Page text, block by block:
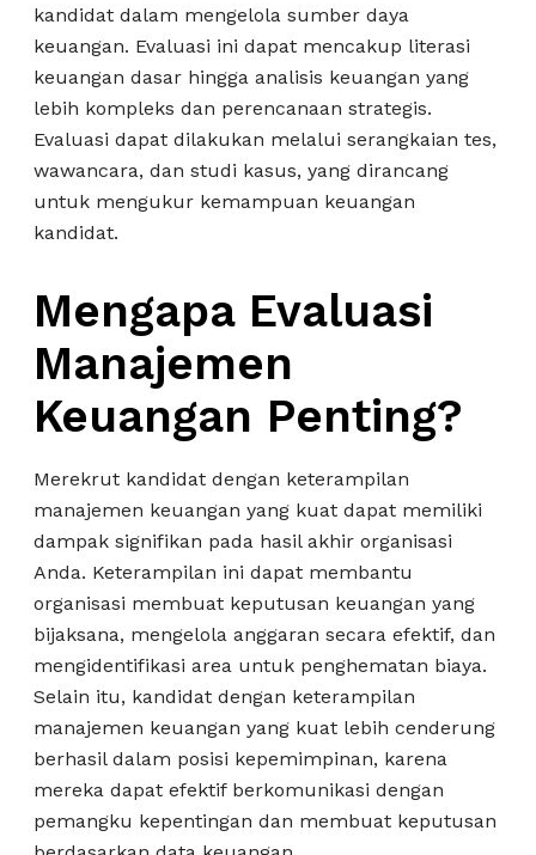
kandidat dalam mengelola sumber daya
keuangan. Evaluasi ini dapat mencakup literasi
keuangan dasar hingga analisis keuangan yang
lebih kompleks dan perencanaan strategis.
Evaluasi dapat dilakukan melalui serangkaian tes,
wawancara, dan studi kasus, yang dirancang
untuk mengukur kemampuan keuangan
kandidat.
Mengapa Evaluasi
Manajemen
Keuangan Penting?
Merekrut kandidat dengan keterampilan
manajemen keuangan yang kuat dapat memiliki
dampak signifikan pada hasil akhir organisasi
Anda. Keterampilan ini dapat membantu
organisasi membuat keputusan keuangan yang
bijaksana, mengelola anggaran secara efektif, dan
mengidentifikasi area untuk penghematan biaya.
Selain itu, kandidat dengan keterampilan
manajemen keuangan yang kuat lebih cenderung
berhasil dalam posisi kepemimpinan, karena
mereka dapat efektif berkomunikasi dengan
pemangku kepentingan dan membuat keputusan